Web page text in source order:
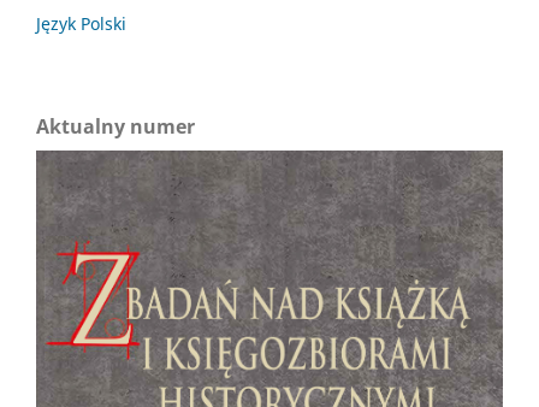
Język Polski
Aktualny numer